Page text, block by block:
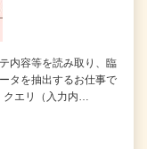
内容等を読み取り、臨
タを抽出するお仕事で
クエリ（入力内…